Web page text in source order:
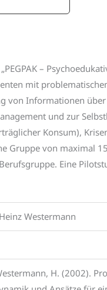
–
mit
von Informationen
und zur
Konsum),
Gruppe von maximal
Eine
Westermann
H. (2002).